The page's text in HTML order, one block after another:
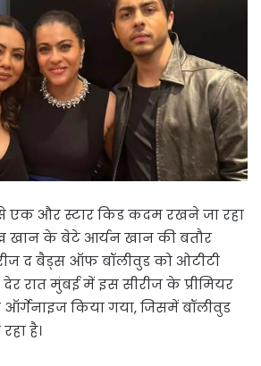
एक और स्टार किड कदम रखने जा रहा
खान के बेटे आर्यन खान की बतौर
द बैड्स ऑफ बॉलीवुड को ओटीटी
देर रात मुंबई में इस सीरीज के प्रीमियर
किया गया, जिसमें बॉलीवुड
है।